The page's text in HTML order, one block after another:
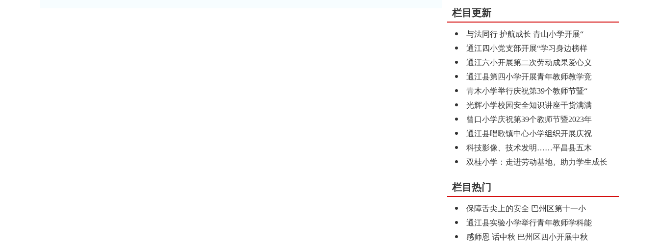
栏目更新
与法同行 护航成长 青山小学开展“
通江四小党支部开展“学习身边榜样
通江六小开展第二次劳动成果爱心义
通江县第四小学开展青年教师教学竞
青木小学举行庆祝第39个教师节暨“
光辉小学校园安全知识讲座干货满满
曾口小学庆祝第39个教师节暨2023年
通江县唱歌镇中心小学组织开展庆祝
科技影像、技术发明……平昌县五木
双桂小学：走进劳动基地，助力学生成长
栏目热门
保障舌尖上的安全 巴州区第十一小
通江县实验小学举行青年教师学科能
感师恩 话中秋 巴州区四小开展中秋